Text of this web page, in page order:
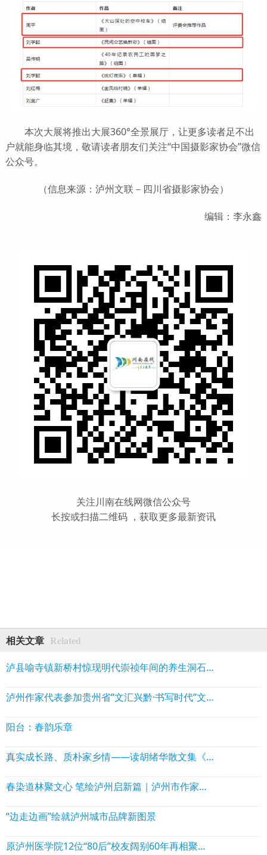
本次大展将推出大展360°全景展厅，让更多读者足不出
户就能身临其境，敬请读者朋友们关注“中国摄影家协会”微信
公众号。
（信息来源：泸州文联－四川省摄影家协会）
编辑：李永鑫
关注川南在线网微信公众号
长按或扫描二维码 ，获取更多最新资讯
相关文章 Related
泸县喻寺镇新桥村惊现明代崇祯年间的养生洞石刻
泸州作家代表参加贵州省“文汇兴黔·书写时代”文学名家采风行活动
阳台：春韵乐章
真实成长路、质朴家乡情——读胡绪华散文集《走出小水河》
春染道林聚文心 笔绘泸州启新篇｜泸州市作家协会理事会走进泸县石桥镇道林沟 祥音奖2万元花落陈言熔
“边走边画”绘就泸州城市品牌新图景
原泸州医学院12位“80后”校友阔别60年再相聚！赠送“西南核医赋”！